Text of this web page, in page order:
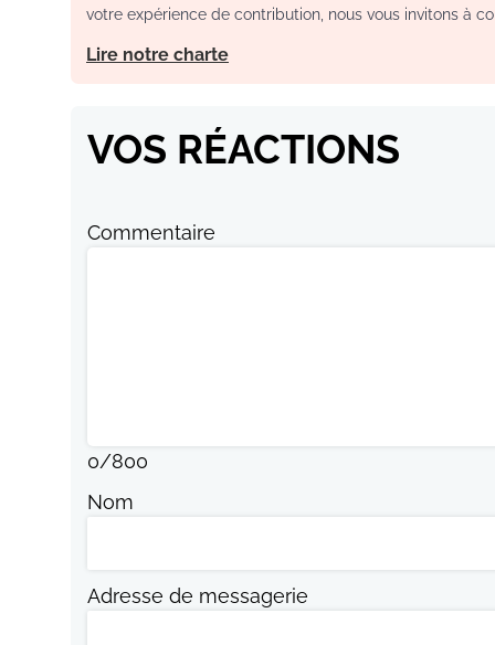
votre expérience de contribution, nous vous invitons à
Lire notre charte
VOS RÉACTIONS
Commentaire
0/800
Nom
Adresse de messagerie